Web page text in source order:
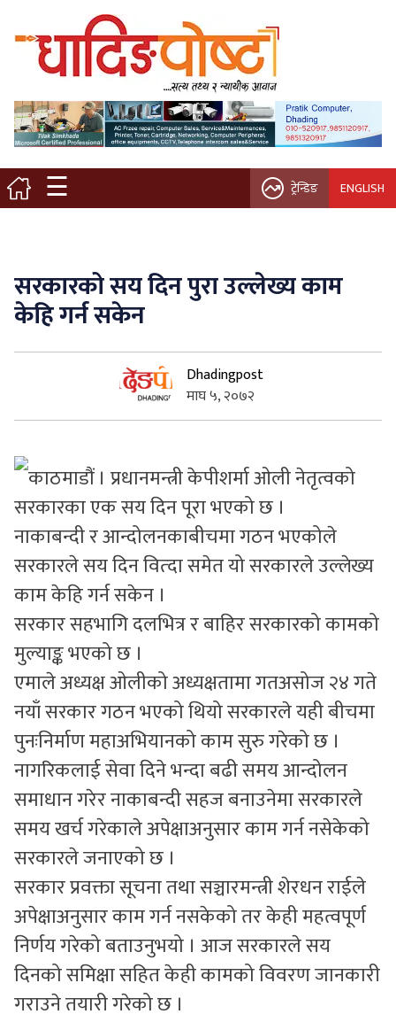
☰
मुख्य पृष्ठ
स्थानीय समाचार
विचार / ब्लग
नगर/गाउँ पालिका
कृषि/सहकारी
साहित्य / संस्कृति
सुचनाहरु
स्वास्थ्य
भिडियो
ट्रेन्डिङ ENGLISH
सरकारको सय दिन पुरा उल्लेख्य काम
केहि गर्न सकेन
Dhadingpost
माघ ५, २०७२
काठमाडौं । प्रधानमन्त्री केपीशर्मा ओली नेतृत्वको
सरकारका एक सय दिन पूरा भएको छ ।
नाकाबन्दी र आन्दोलनकाबीचमा गठन भएकोले
सरकारले सय दिन वित्दा समेत यो सरकारले उल्लेख्य
काम केहि गर्न सकेन ।
सरकार सहभागि दलभित्र र बाहिर सरकारको कामको
मुल्याङ्क भएको छ ।
एमाले अध्यक्ष ओलीको अध्यक्षतामा गतअसोज २४ गते
नयाँ सरकार गठन भएको थियो सरकारले यही बीचमा
पुनःनिर्माण महाअभियानको काम सुरु गरेको छ ।
नागरिकलाई सेवा दिने भन्दा बढी समय आन्दोलन
समाधान गरेर नाकाबन्दी सहज बनाउनेमा सरकारले
समय खर्च गरेकाले अपेक्षाअनुसार काम गर्न नसेकेको
सरकारले जनाएको छ ।
सरकार प्रवक्ता सूचना तथा सञ्चारमन्त्री शेरधन राईले
अपेक्षाअनुसार काम गर्न नसकेको तर केही महत्वपूर्ण
निर्णय गरेको बताउनुभयो । आज सरकारले सय
दिनको समिक्षा सहित केही कामको विवरण जानकारी
गराउने तयारी गरेको छ ।